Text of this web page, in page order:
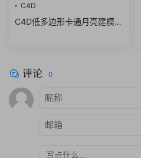
C4D
C4D低多边形卡通月亮建模教
评论 0